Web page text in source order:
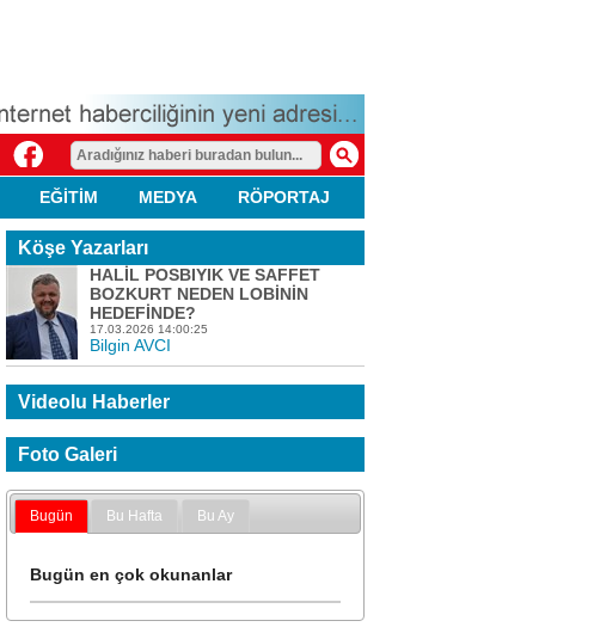
EĞİTİM MEDYA RÖPORTAJ
Köşe Yazarları
HALİL POSBIYIK VE SAFFET
BOZKURT NEDEN LOBİNİN
HEDEFİNDE?
17.03.2026 14:00:25
Bilgin AVCI
Videolu Haberler
Foto Galeri
Bugün Bu Hafta Bu Ay
Bugün en çok okunanlar